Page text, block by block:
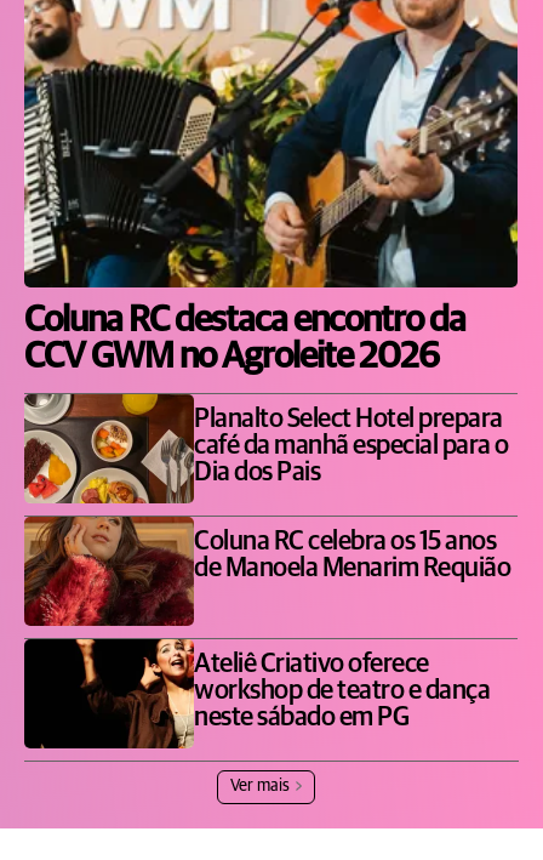
Coluna RC destaca encontro da
CCV GWM no Agroleite 2026
Planalto Select Hotel prepara
café da manhã especial para o
Dia dos Pais
Coluna RC celebra os 15 anos
de Manoela Menarim Requião
Ateliê Criativo oferece
workshop de teatro e dança
neste sábado em PG
Ver mais